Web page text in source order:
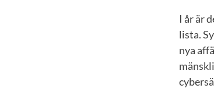
I år är
lista.
nya